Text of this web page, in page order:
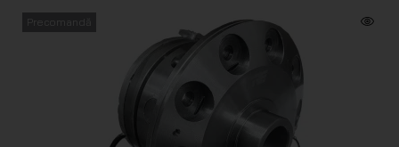
Precomandă